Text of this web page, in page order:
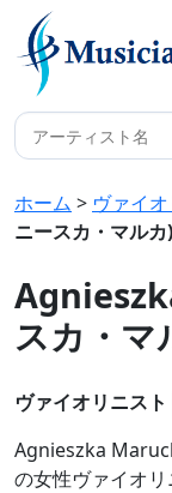
ホーム > ヴァイ
ニースカ・マルカ)
スカ・マ
ヴァイオリニスト
Agnieszka
の女性ヴァイオリ